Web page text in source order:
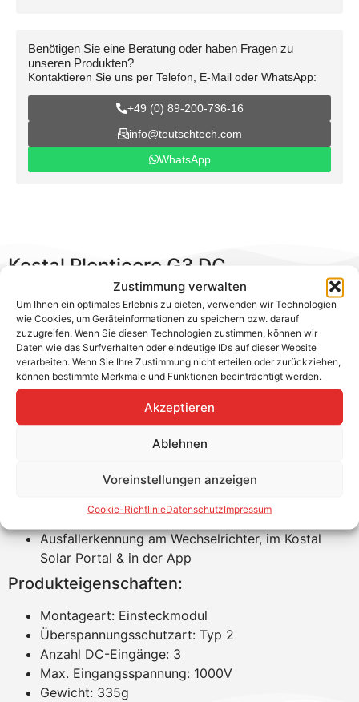
Zustimmung verwalten
Um Ihnen ein optimales Erlebnis zu bieten, verwenden wir Technologien
wie Cookies, um Geräteinformationen zu speichern bzw. darauf
zuzugreifen. Wenn Sie diesen Technologien zustimmen, können wir
Daten wie das Surfverhalten oder eindeutige IDs auf dieser Website
verarbeiten. Wenn Sie Ihre Zustimmung nicht erteilen oder zurückziehen,
können bestimmte Merkmale und Funktionen beeinträchtigt werden.
Akzeptieren
Ablehnen
Voreinstellungen anzeigen
Cookie-RichtlinieDatenschutzImpressum
Benötigen Sie eine Beratung oder haben Fragen zu
unseren Produkten?
Kontaktieren Sie uns per Telefon, E-Mail oder WhatsApp:
+49 (0) 89-200-736-16
info@teutschtech.com
WhatsApp
Kostal Plenticore G3 DC
Überspannungsschutz Typ 2
Mit dem optionalen DC-Überspannungsschutzmodul
vom Typ 2 wird der Plenticore G3 Wechselrichter
effektiv vor externen Überspannungsereignissen
geschützt. Dieses Modul kann problemlos per Plug &
Play direkt in den Wechselrichter eingesteckt werden –
auch nachträglich.
Plug&Play: Schnelle Installation – ohne
Nachrüstbar für alle Kostal Plenticore G3 Modelle
Ausfallerkennung am Wechselrichter, im Kostal
Solar Portal & in der App
Produkteigenschaften:
Montageart: Einsteckmodul
Überspannungsschutzart: Typ 2
Anzahl DC-Eingänge: 3
Max. Eingangsspannung: 1000V
Gewicht: 335g